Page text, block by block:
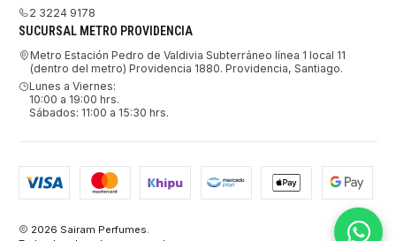
2 3224 9178
SUCURSAL METRO PROVIDENCIA
Metro Estación Pedro de Valdivia Subterráneo línea 1 local 11
(dentro del metro) Providencia 1880. Providencia, Santiago.
Lunes a Viernes:
10:00 a 19:00 hrs.
Sábados: 11:00 a 15:30 hrs.
2026 Sairam Perfumes.